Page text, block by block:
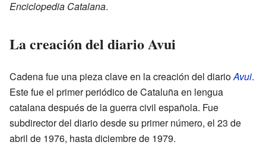
Enciclopedia Catalana.
La creación del diario Avui
Cadena fue una pieza clave en la creación del diarioAvui.
Este fue el primer periódico de Cataluña en lengua
catalana después de la guerra civil española. Fue
subdirector del diario desde su primer número, el 23 de
abril de 1976, hasta diciembre de 1979.